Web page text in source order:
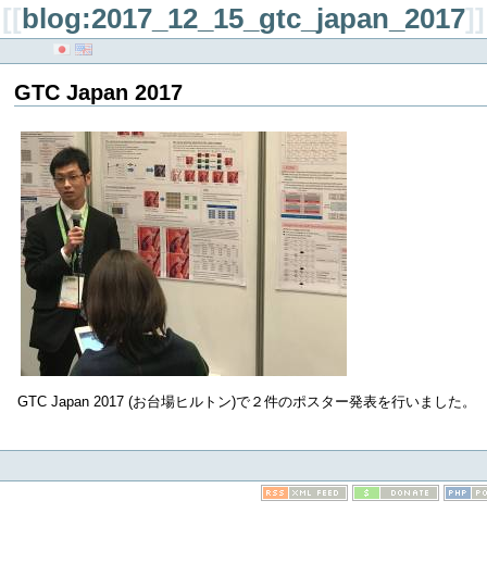
[[ blog:2017_12_15_gtc_japan_2017]]
GTC Japan 2017
GTC Japan 2017 (お台場ヒルトン)で２件のポスター発表を行いました。